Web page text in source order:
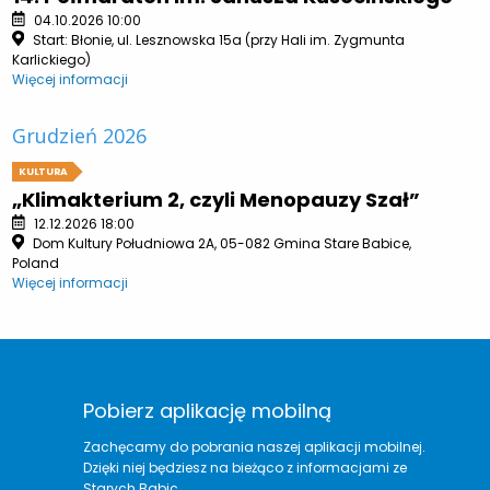
04.10.2026 10:00
Start: Błonie, ul. Lesznowska 15a (przy Hali im. Zygmunta
Karlickiego)
Więcej informacji
Grudzień 2026
KULTURA
„Klimakterium 2, czyli Menopauzy Szał”
12.12.2026 18:00
Dom Kultury Południowa 2A, 05-082 Gmina Stare Babice,
Poland
Więcej informacji
Pobierz aplikację mobilną
Zachęcamy do pobrania naszej aplikacji mobilnej.
Dzięki niej będziesz na bieżąco z informacjami ze